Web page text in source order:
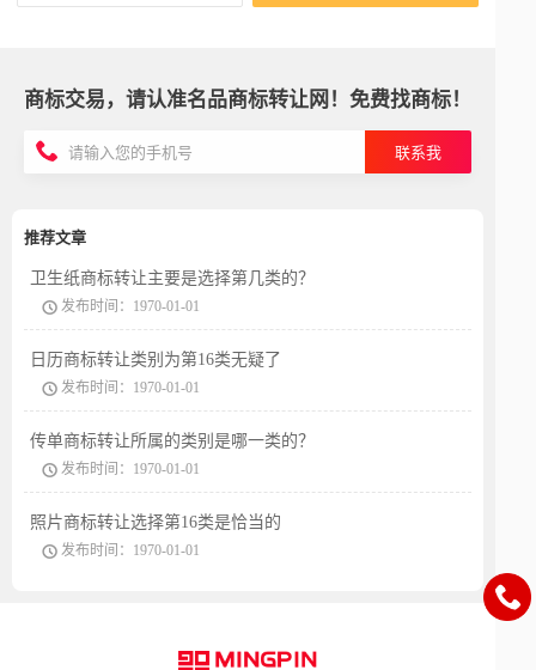
商标交易，请认准名品商标转让网！免费找商标！
联系我
推荐文章
卫生纸商标转让主要是选择第几类的？
发布时间：1970-01-01
日历商标转让类别为第16类无疑了
发布时间：1970-01-01
传单商标转让所属的类别是哪一类的？
发布时间：1970-01-01
照片商标转让选择第16类是恰当的
发布时间：1970-01-01